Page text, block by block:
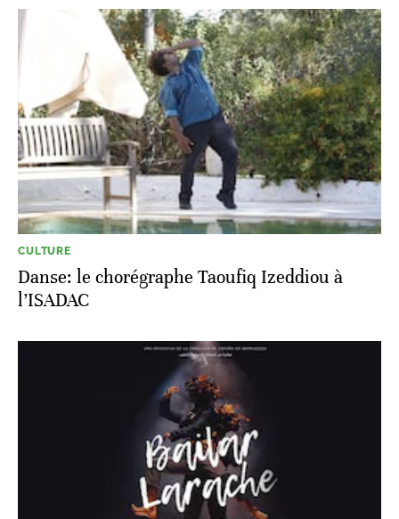
CULTURE
Danse: le chorégraphe Taoufiq Izeddiou à
l’ISADAC